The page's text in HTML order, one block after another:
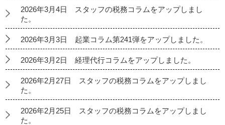
2026年3月4日 スタッフの税務コラムをアップしまし
た。
2026年3月3日 起業コラム第241弾をアップしました。
2026年3月2日 経理代行コラムをアップしました。
2026年2月27日 スタッフの税務コラムをアップしまし
た。
2026年2月25日 スタッフの税務コラムをアップしまし
た。